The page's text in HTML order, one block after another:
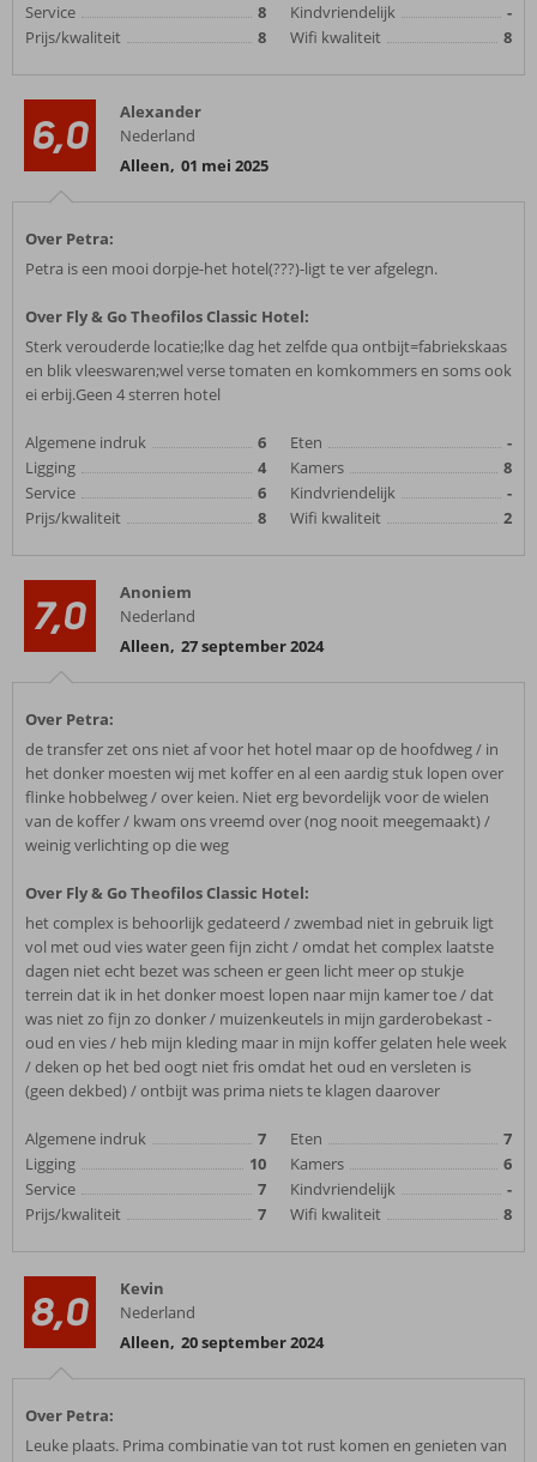
Service
8
Prijs/kwaliteit
8
Kindvriendelijk
-
Wifi kwaliteit
8
6,0
Alexander
Nederland
Alleen, 01 mei 2025
Over Petra:
Petra is een mooi dorpje-het hotel(???)-ligt te ver afgelegn.
Over Fly & Go Theofilos Classic Hotel:
Sterk verouderde locatie;lke dag het zelfde qua ontbijt=fabriekskaas
en blik vleeswaren;wel verse tomaten en komkommers en soms ook
ei erbij.Geen 4 sterren hotel
Algemene indruk
6
Ligging
4
Service
6
Prijs/kwaliteit
8
Eten
-
Kamers
8
Kindvriendelijk
-
Wifi kwaliteit
2
7,0
Anoniem
Nederland
Alleen, 27 september 2024
Over Petra:
de transfer zet ons niet af voor het hotel maar op de hoofdweg / in
het donker moesten wij met koffer en al een aardig stuk lopen over
flinke hobbelweg / over keien. Niet erg bevordelijk voor de wielen
van de koffer / kwam ons vreemd over (nog nooit meegemaakt) /
weinig verlichting op die weg
Over Fly & Go Theofilos Classic Hotel:
het complex is behoorlijk gedateerd / zwembad niet in gebruik ligt
vol met oud vies water geen fijn zicht / omdat het complex laatste
dagen niet echt bezet was scheen er geen licht meer op stukje
terrein dat ik in het donker moest lopen naar mijn kamer toe / dat
was niet zo fijn zo donker / muizenkeutels in mijn garderobekast -
oud en vies / heb mijn kleding maar in mijn koffer gelaten hele week
/ deken op het bed oogt niet fris omdat het oud en versleten is
(geen dekbed) / ontbijt was prima niets te klagen daarover
Algemene indruk
7
Ligging
10
Service
7
Prijs/kwaliteit
7
Eten
7
Kamers
6
Kindvriendelijk
-
Wifi kwaliteit
8
8,0
Kevin
Nederland
Alleen, 20 september 2024
Over Petra:
Leuke plaats. Prima combinatie van tot rust komen en genieten van